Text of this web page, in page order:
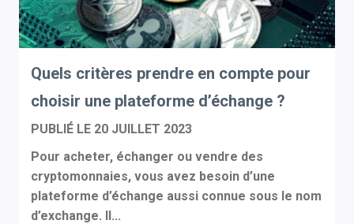
Quels critères prendre en compte pour
choisir une plateforme d’échange ?
PUBLIÉ LE 20 JUILLET 2023
Pour acheter, échanger ou vendre des
cryptomonnaies, vous avez besoin d’une
plateforme d’échange aussi connue sous le nom
d’exchange. Il...